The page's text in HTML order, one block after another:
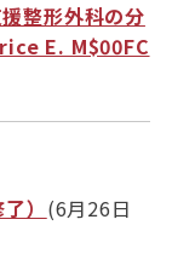
整形外科の分
E. M$00FC
） (6月26日